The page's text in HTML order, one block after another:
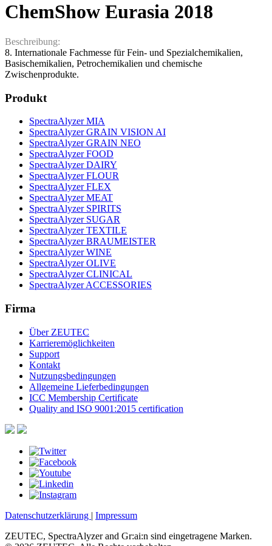
ChemShow Eurasia 2018
Beschreibung:
8. Internationale Fachmesse für Fein- und Spezialchemikalien,
Basischemikalien, Petrochemikalien und chemische
Zwischenprodukte.
Produkt
SpectraAlyzer MIA
SpectraAlyzer GRAIN VISION AI
SpectraAlyzer GRAIN NEO
SpectraAlyzer FOOD
SpectraAlyzer DAIRY
SpectraAlyzer FLOUR
SpectraAlyzer FLEX
SpectraAlyzer MEAT
SpectraAlyzer SPIRITS
SpectraAlyzer SUGAR
SpectraAlyzer TEXTILE
SpectraAlyzer BRAUMEISTER
SpectraAlyzer WINE
SpectraAlyzer OLIVE
SpectraAlyzer CLINICAL
SpectraAlyzer ACCESSORIES
Firma
Über ZEUTEC
Karrieremöglichkeiten
Support
Kontakt
Nutzungsbedingungen
Allgemeine Lieferbedingungen
ICC Membership Certificate
Quality and ISO 9001:2015 certification
Datenschutzerklärung | Impressum
ZEUTEC, SpectraAlyzer and Gr:ai:n sind eingetragene Marken.